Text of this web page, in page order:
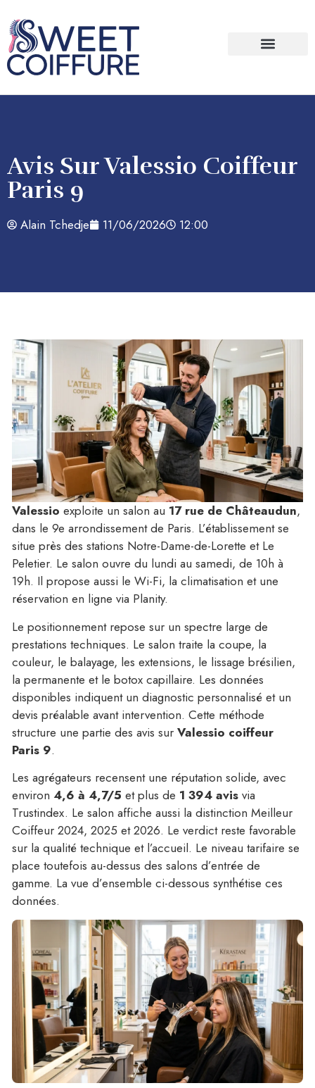
Avis Sur Valessio Coiffeur
Paris 9
Alain Tchedje 11/06/2026 12:00
Valessio exploite un salon au 17 rue de Châteaudun,
dans le 9e arrondissement de Paris. L’établissement se
situe près des stations Notre-Dame-de-Lorette et Le
Peletier. Le salon ouvre du lundi au samedi, de 10h à
19h. Il propose aussi le Wi-Fi, la climatisation et une
réservation en ligne via Planity.
Le positionnement repose sur un spectre large de
prestations techniques. Le salon traite la coupe, la
couleur, le balayage, les extensions, le lissage brésilien,
la permanente et le botox capillaire. Les données
disponibles indiquent un diagnostic personnalisé et un
devis préalable avant intervention. Cette méthode
structure une partie des avis sur Valessio coiffeur
Paris 9.
Les agrégateurs recensent une réputation solide, avec
environ 4,6 à 4,7/5 et plus de 1 394 avis via
Trustindex. Le salon affiche aussi la distinction Meilleur
Coiffeur 2024, 2025 et 2026. Le verdict reste favorable
sur la qualité technique et l’accueil. Le niveau tarifaire se
place toutefois au-dessus des salons d’entrée de
gamme. La vue d’ensemble ci-dessous synthétise ces
données.